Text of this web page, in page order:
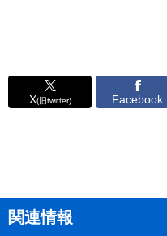
X(旧twitter) Facebook
関連情報